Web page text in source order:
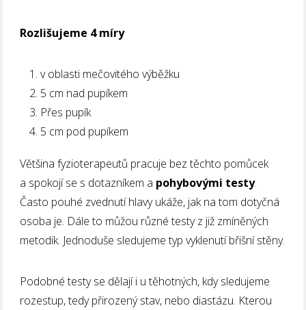
Rozlišujeme 4 míry
v oblasti mečovitého výběžku
5 cm nad pupíkem
Přes pupík
5 cm pod pupíkem
Většina fyzioterapeutů pracuje bez těchto pomůcek
a spokojí se s dotazníkem a pohybovými testy.
Často pouhé zvednutí hlavy ukáže, jak na tom dotyčná
osoba je. Dále to můžou různé testy z již zmíněných
metodik. Jednoduše sledujeme typ vyklenutí břišní stěny.
Podobné testy se dělají i u těhotných, kdy sledujeme
rozestup, tedy přirozený stav, nebo diastázu. Kterou